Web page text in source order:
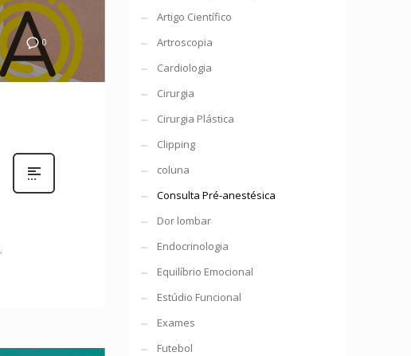
0
Artigo Científico
Artroscopia
Cardiologia
Cirurgia
Cirurgia Plástica
Clipping
coluna
Consulta Pré-anestésica
Dor lombar
Endocrinologia
Equilíbrio Emocional
Estúdio Funcional
Exames
Futebol